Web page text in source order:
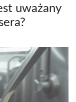
uważany